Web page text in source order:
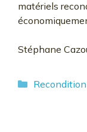
matériels
Stéphane
Catégories